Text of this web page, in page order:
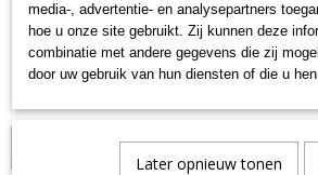
Als OUTLET item geleverd per:
media-, advertentie- en analysepartners
hoe u onze site gebruikt. Zij kunnen deze
combinatie met andere gegevens die zij
door uw gebruik van hun diensten of die u
Later opnieuw tonen